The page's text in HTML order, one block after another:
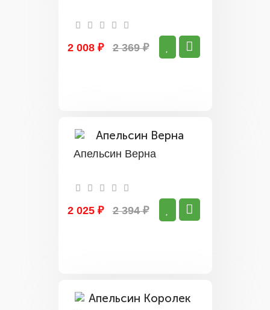
2 008 ₽ 2 369 ₽
Апельсин Верна
2 025 ₽ 2 394 ₽